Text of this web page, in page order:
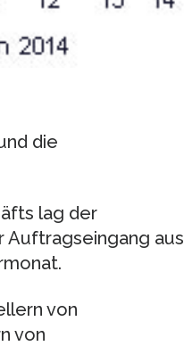
die
lag der
Auftragseingang aus
von
von